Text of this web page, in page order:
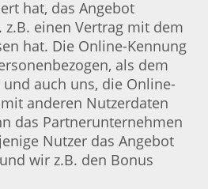
hat, das Angebot
einen Vertrag mit dem
hat. Die Online-Kennung
als dem
auch uns, die Online-
anderen Nutzerdaten
das Partnerunternehmen
Nutzer das Angebot
wir z.B. den Bonus